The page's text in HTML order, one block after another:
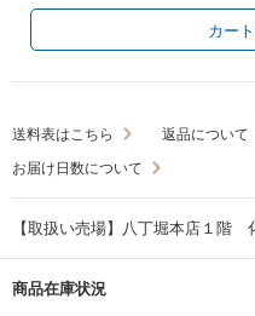
カー
送料表はこちら
返品について
お届け日数について
【取扱い売場】八丁堀本店１階
商品在庫状況